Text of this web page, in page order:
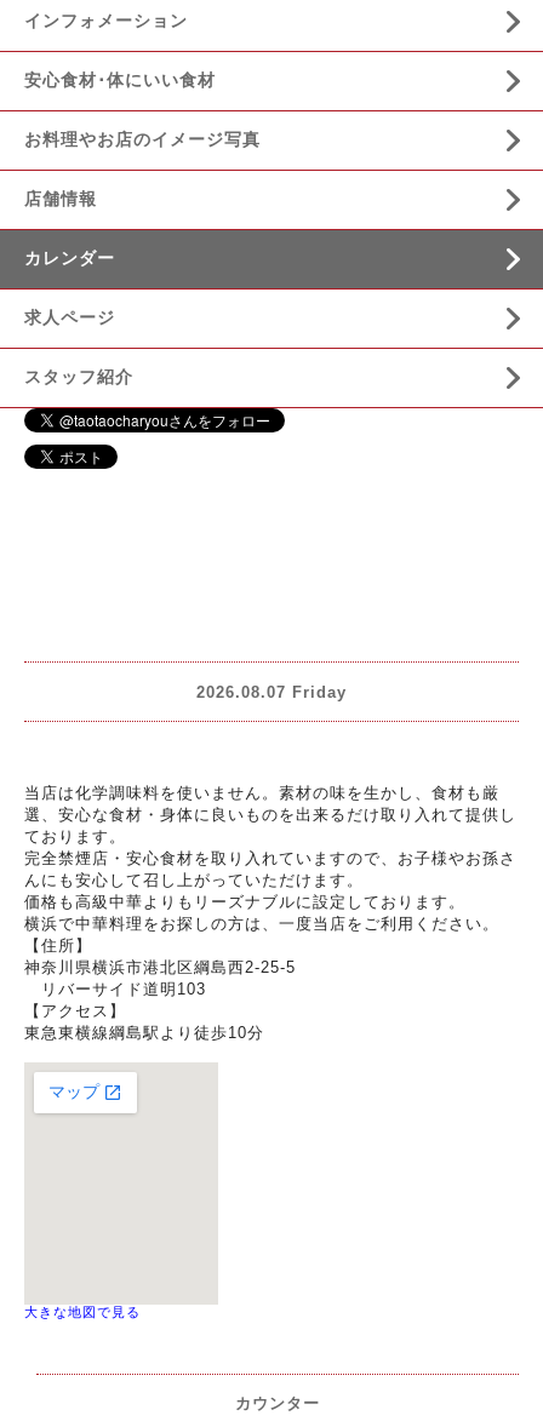
インフォメーション
安心食材･体にいい食材
お料理やお店のイメージ写真
店舗情報
カレンダー
求人ページ
スタッフ紹介
2026.08.07 Friday
当店は化学調味料を使いません。素材の味を生かし、食材も厳
選、安心な食材・身体に良いものを出来るだけ取り入れて提供し
ております。
完全禁煙店・安心食材を取り入れていますので、お子様やお孫さ
んにも安心して召し上がっていただけます。
価格も高級中華よりもリーズナブルに設定しております。
横浜で中華料理をお探しの方は、一度当店をご利用ください。
【住所】
神奈川県横浜市港北区綱島西2-25-5
リバーサイド道明103
【アクセス】
東急東横線綱島駅より徒歩10分
大きな地図で見る
カウンター